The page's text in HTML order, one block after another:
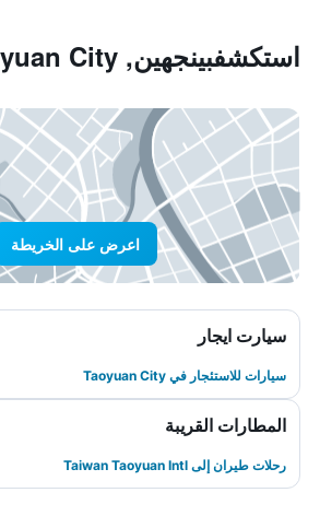
استكشفبينجهين, Taoyuan City
اعرض على الخريطة
سيارت ايجار
سيارات للاستئجار في Taoyuan City
المطارات القريبة
رحلات طيران إلى Taiwan Taoyuan Intl